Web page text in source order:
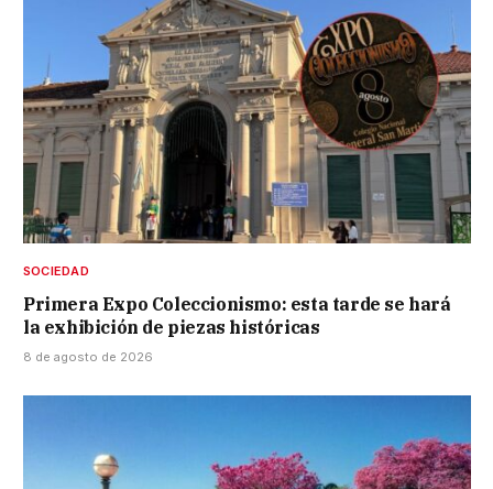
SOCIEDAD
Primera Expo Coleccionismo: esta tarde se hará
la exhibición de piezas históricas
8 de agosto de 2026